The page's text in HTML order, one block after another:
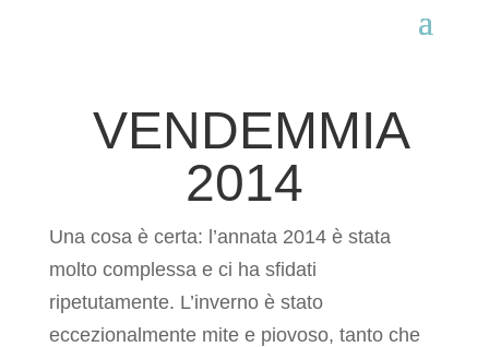
VENDEMMIA
2014
Una cosa è certa: l’annata 2014 è stata
molto complessa e ci ha sfidati
ripetutamente. L’inverno è stato
eccezionalmente mite e piovoso, tanto che